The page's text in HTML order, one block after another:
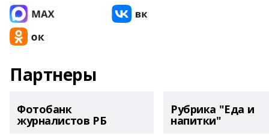
Партнеры
Фотобанк
журналистов РБ
Рубрика "Еда и
напитки"